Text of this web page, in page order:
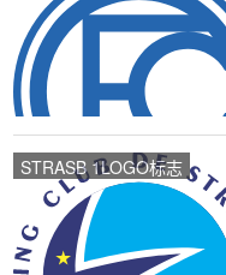
STRASB 1LOGO标志